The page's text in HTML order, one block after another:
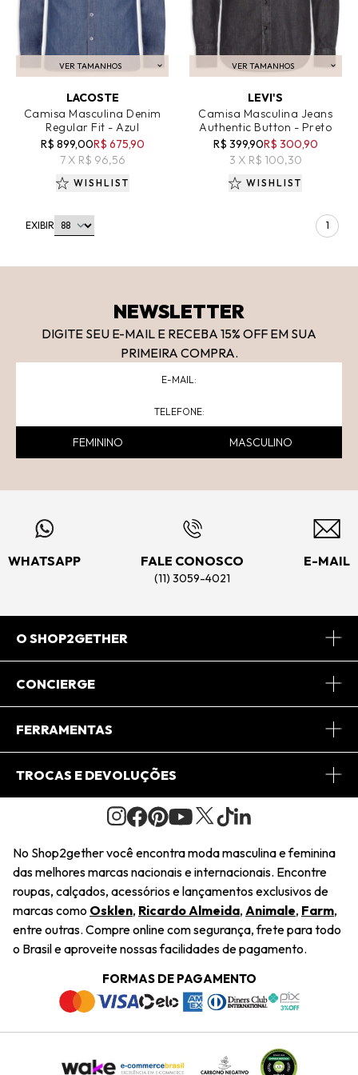
VER TAMANHOS
ADICIONAR AO CARRINHO
LACOSTE
Camisa Masculina Denim
Regular Fit - Azul
R$ 899,00R$ 675,90
7 X R$ 96,56
WISHLIST
VER TAMANHOS
ADICIONAR AO CARRINHO
LEVI'S
Camisa Masculina Jeans
Authentic Button - Preto
R$ 399,90R$ 300,90
3 X R$ 100,30
WISHLIST
EXIBIR 1
NEWSLETTER
DIGITE SEU E-MAIL E RECEBA 15% OFF EM SUA
PRIMEIRA COMPRA.
FEMININO MASCULINO
WHATSAPP FALE CONOSCO
(11) 3059-4021
E-MAIL
O SHOP2GETHER
Sobre Nós
Journal
Saiu na Mídia
Sustentabilidade
Navegando
Termos e Condições
Trabalhe Conosco
CONCIERGE
Central de Relacionamento
Regulamento e Promoções
FERRAMENTAS
Minha Conta
Pedido de Presente
Wishlist
TROCAS E DEVOLUÇÕES
Condições Gerais
Troca Fácil
Restituição de Pagamento
Dúvidas Frequentes
Termos e Condições
Política de Privacidade
No Shop2gether você encontra moda masculina e feminina
das melhores marcas nacionais e internacionais. Encontre
roupas, calçados, acessórios e lançamentos exclusivos de
marcas como Osklen, Ricardo Almeida, Animale, Farm,
entre outras. Compre online com segurança, frete para todo
o Brasil e aproveite nossas facilidades de pagamento.
FORMAS DE PAGAMENTO